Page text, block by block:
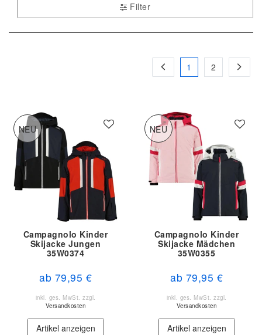
Filter
1 2
NEU
Campagnolo Kinder
Skijacke Jungen
35W0374
ab 79,95 €
inkl. ges. MwSt. zzgl.
Versandkosten
Artikel anzeigen
NEU
Campagnolo Kinder
Skijacke Mädchen
35W0355
ab 79,95 €
inkl. ges. MwSt. zzgl.
Versandkosten
Artikel anzeigen